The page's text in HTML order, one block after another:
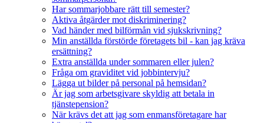
Har sommarjobbare rätt till semester?
Aktiva åtgärder mot diskriminering?
Vad händer med bilförmån vid sjukskrivning?
Min anställda förstörde företagets bil - kan jag kräva
ersättning?
Extra anställda under sommaren eller julen?
Fråga om graviditet vid jobbintervju?
Lägga ut bilder på personal på hemsidan?
Är jag som arbetsgivare skyldig att betala in
tjänstepension?
När krävs det att jag som enmansföretagare har